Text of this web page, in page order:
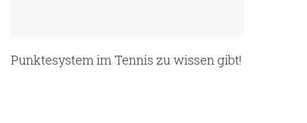
Punktesystem im Tennis zu wissen gibt!